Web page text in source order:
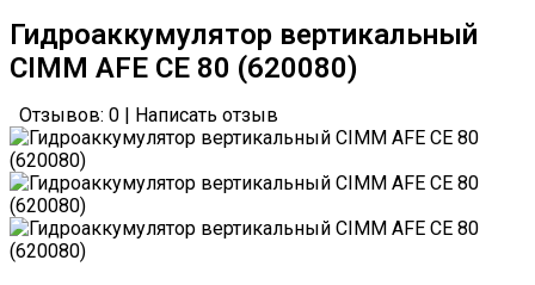
Гидроаккумулятор вертикальный
CIMM AFE CE 80 (620080)
Отзывов: 0 Написать отзыв